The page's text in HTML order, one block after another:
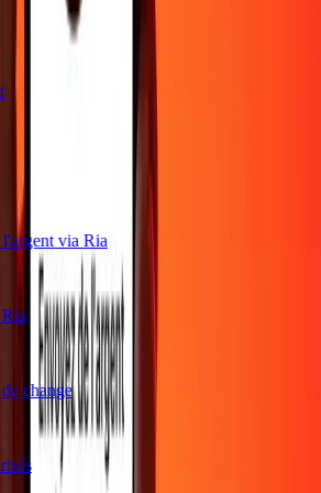
via Ria
change